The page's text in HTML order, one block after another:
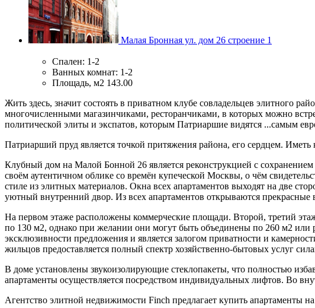
Малая Бронная ул. дом 26 строение 1
Спален: 1-2
Ванных комнат: 1-2
Площадь, м2 143.00
Жить здесь, значит состоять в приватном клубе совладельцев элитного
многочисленными магазинчиками, ресторанчиками, в которых можно
политической элиты и экспатов, которым Патриаршие видятся ...самым
Патриарший пруд является точкой притяжения района, его сердцем.
Клубный дом на Малой Бонной 26 является реконструкцией с
своём аутентичном облике со времён купеческой Москвы, о чём
стиле из элитных материалов. Окна всех апартаментов выходят на две
уютный внутренний двор. Из всех апартаментов открываются
На первом этаже расположены коммерческие площади. Второй, третий
по 130 м2, однако при желании они могут быть объединены по 260 м2 или
эксклюзивности предложения и является залогом приватности и
жильцов предоставляется полный спектр хозяйственно-бытовых услуг
В доме установлены звукоизолирующие стеклопакеты, что полностью
апартаменты осуществляется посредством индивидуальных лифтов. Во
Агентство элитной недвижимости Finch предлагает купить апартаменты